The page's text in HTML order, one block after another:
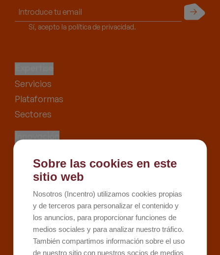
Sí, acepto la política de privacidad.
Enviar
Servicios
Plataformas
Sectores
Innovación
Recursos
Kit Digital
Kit Consulting
Sobre Incentro
Conócenos
Careers
Sobre las cookies en este
sitio web
Nosotros (Incentro) utilizamos cookies propias
y de terceros para personalizar el contenido y
los anuncios, para proporcionar funciones de
medios sociales y para analizar nuestro tráfico.
También compartimos información sobre el uso
de nuestro sitio con nuestros socios de medios